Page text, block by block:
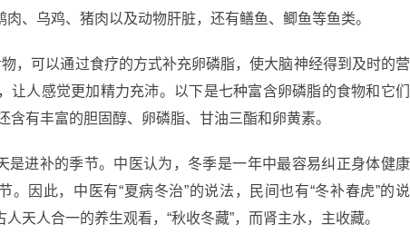
、乌鸡、猪肉以及动物肝脏，还有鳝鱼、鲫鱼等鱼类。
，可以通过食疗的方式补充卵磷脂，使大脑神经得到及时的营
让人感觉更加精力充沛。以下是七种富含卵磷脂的食物和它们
有丰富的胆固醇、卵磷脂、甘油三酯和卵黄素。
进补的季节。中医认为，冬季是一年中最容易纠正身体健康
。因此，中医有“夏病冬治”的说法，民间也有“冬补春虎”的说
天人合一的养生观看，“秋收冬藏”，而肾主水，主收藏。